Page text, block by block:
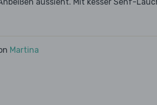
aussieht. Mit kesser Senf-
Martina